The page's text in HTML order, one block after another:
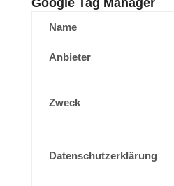
Google Tag Manager
Name
Anbieter
Zweck
Datenschutzerklärung